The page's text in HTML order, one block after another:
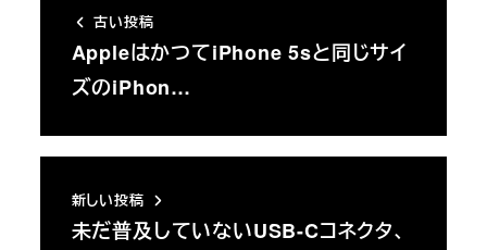
古い投稿
AppleはかつてiPhone 5sと同じサイ
ズのiPhon…
新しい投稿
未だ普及していないUSB-Cコネクタ、